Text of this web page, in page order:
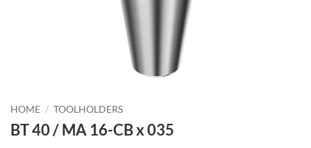
HOME / TOOLHOLDERS
BT 40 / MA 16-CB x 035